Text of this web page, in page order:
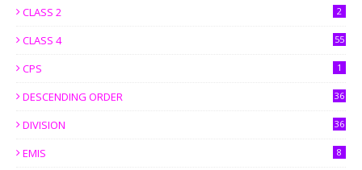
CLASS 2 2
CLASS 4 55
CPS 1
DESCENDING ORDER 36
DIVISION 36
EMIS 8